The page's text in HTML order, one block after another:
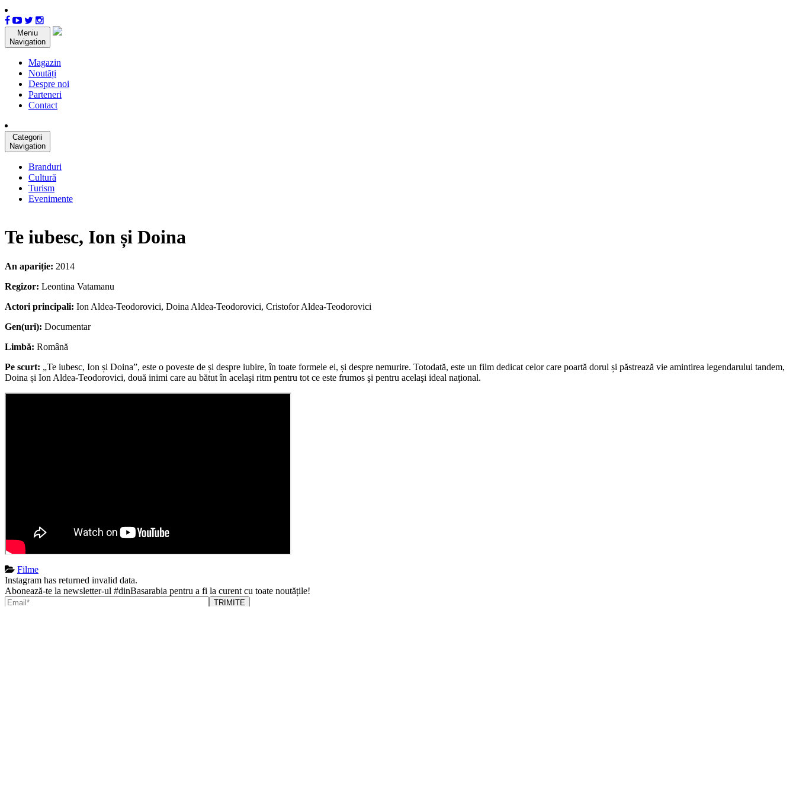
Meniu
Navigation
Magazin
Noutăți
Despre noi
Parteneri
Contact
Categorii
Navigation
Branduri
Cultură
Turism
Evenimente
Te iubesc, Ion și Doina
An apariție: 2014
Regizor: Leontina Vatamanu
Actori principali: Ion Aldea-Teodorovici, Doina Aldea-Teodorovici, Cristofor Aldea-Teodorovici
Gen(uri): Documentar
Limbă: Română
Pe scurt: „Te iubesc, Ion și Doina”, este o poveste de și despre iubire, în toate formele ei, și despre nemurire. Totodată, este un film dedicat celor care poartă dorul și păstrează vie amintirea legendarului tandem,
Doina și Ion Aldea-Teodorovici, două inimi care au bătut în acelaşi ritm pentru tot ce este frumos şi pentru acelaşi ideal naţional.
Filme
Instagram has returned invalid data.
Abonează-te la newsletter-ul #dinBasarabia pentru a fi la curent cu toate noutățile!